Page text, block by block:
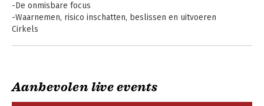
Als het erop aan
komt
Mentale training in
de sport
-De onmisbare focus
-Waarnemen, risico inschatten, beslissen en uitvoeren
Cirkels
-Cirkels in de praktijk: de mentale vaardigheden
- Mentaal (Prestatie) Plan
Aanbevolen live events